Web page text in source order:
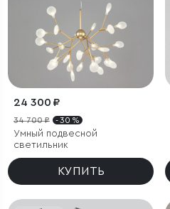
24 300 ₽
34 700 ₽ - 30 %
Умный подвесной
светильник
КУПИТЬ